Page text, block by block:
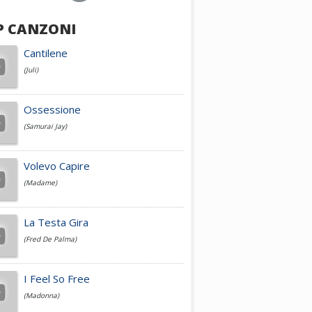
Achille Lauro
Cesare Cremonini
Jovanotti
Fedez
Simone Cristicchi
CANZONI
Cantilene
(Juli)
Ossessione
(Samurai Jay)
Volevo Capire
(Madame)
La Testa Gira
(Fred De Palma)
I Feel So Free
(Madonna)